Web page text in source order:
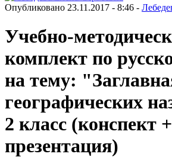
Опубликовано 23.11.2017 - 8:46 -
Учебно-
комплект по
на тему:
географических
2 класс (конспект +
презентация)